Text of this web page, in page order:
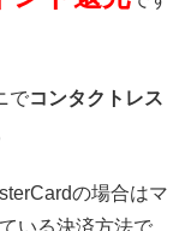
でコンタクトレス
の場合はマ
いる決済方法で